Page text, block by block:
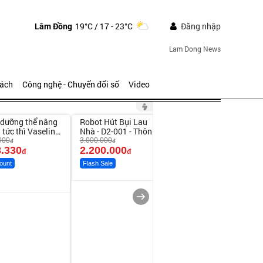
Lâm Đồng 19°C/ 17 - 23°C Đăng nhập
Lam Dong News
Công nghệ - Chuyển đổi số Video
thể nâng
thì Vaseline
đ
đ
-26%
Robot Hút Bụi Lau
Nhà - D2-001 - Thông
Minh
3.000.000đ
2.200.000đ
Flash Sale